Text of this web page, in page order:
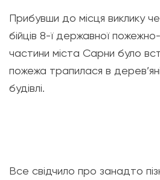
Прибувши до місця виклику
бійців 8-ї державної
частини міста Сарни було
пожежа трапилася в
будівлі.
Все свідчило про занадто